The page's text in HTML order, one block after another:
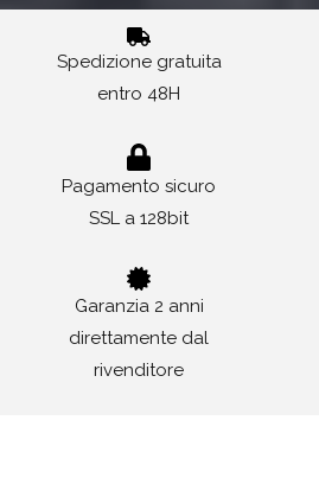
Spedizione gratuita
entro 48H
Pagamento sicuro
SSL a 128bit
Garanzia 2 anni
direttamente dal
rivenditore